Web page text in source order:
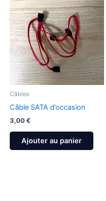
Câbles
Câble SATA d’occasion
3,00€
Ajouter au panier